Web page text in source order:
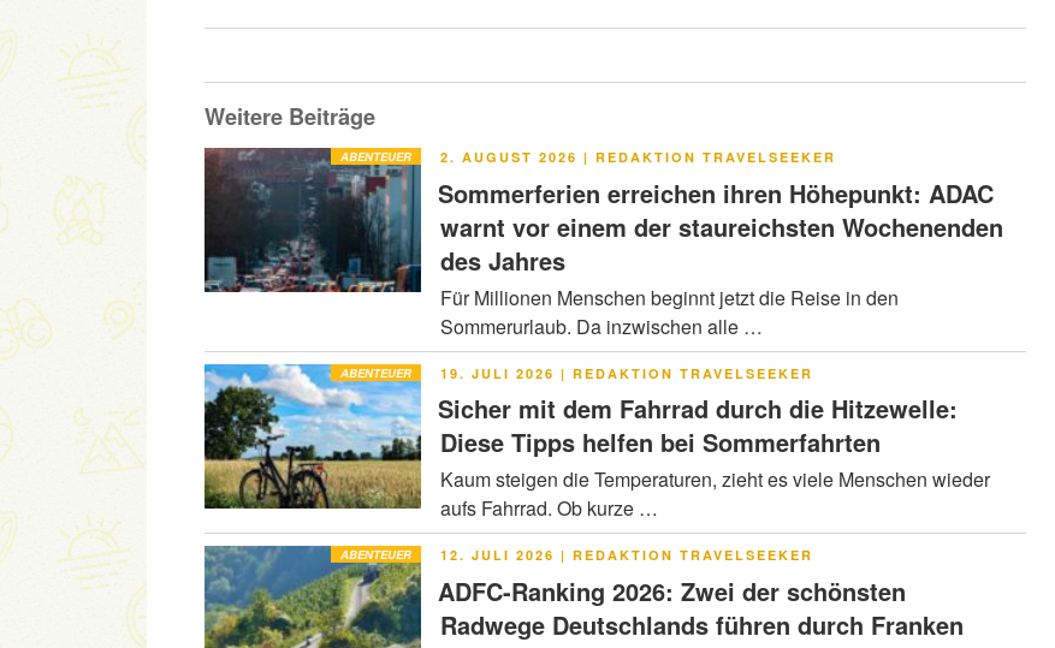
Weitere Beiträge
ABENTEUER
VERÖFFENTLICHT
2. AUGUST 2026 | REDAKTION TRAVELSEEKER
Sommerferien erreichen ihren Höhepunkt: ADAC
warnt vor einem der staureichsten Wochenenden
des Jahres
Für Millionen Menschen beginnt jetzt die Reise in den
Sommerurlaub. Da inzwischen alle …
ABENTEUER
VERÖFFENTLICHT
19. JULI 2026 | REDAKTION TRAVELSEEKER
Sicher mit dem Fahrrad durch die Hitzewelle:
Diese Tipps helfen bei Sommerfahrten
Kaum steigen die Temperaturen, zieht es viele Menschen wieder
aufs Fahrrad. Ob kurze …
ABENTEUER
VERÖFFENTLICHT
12. JULI 2026 | REDAKTION TRAVELSEEKER
ADFC-Ranking 2026: Zwei der schönsten
Radwege Deutschlands führen durch Franken